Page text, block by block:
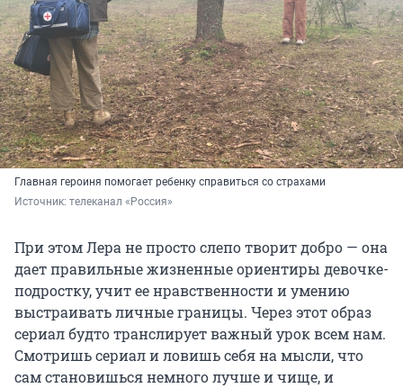
Главная героиня помогает ребенку справиться со страхами
Источник: телеканал «Россия»
При этом Лера не просто слепо творит добро — она
дает правильные жизненные ориентиры девочке-
подростку, учит ее нравственности и умению
выстраивать личные границы. Через этот образ
сериал будто транслирует важный урок всем нам.
Смотришь сериал и ловишь себя на мысли, что
сам становишься немного лучше и чище, и